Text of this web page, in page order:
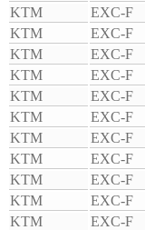
KTM
EXC-F
KTM
EXC-F
KTM
EXC-F
KTM
EXC-F
KTM
EXC-F
KTM
EXC-F
KTM
EXC-F
KTM
EXC-F
KTM
EXC-F
KTM
EXC-F
KTM
EXC-F